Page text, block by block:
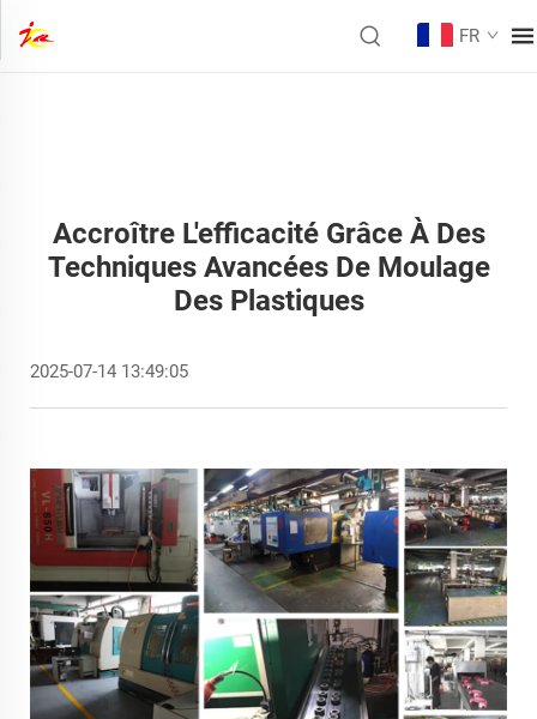
FR
Accroître L'efficacité Grâce À Des
Techniques Avancées De Moulage
Des Plastiques
2025-07-14 13:49:05